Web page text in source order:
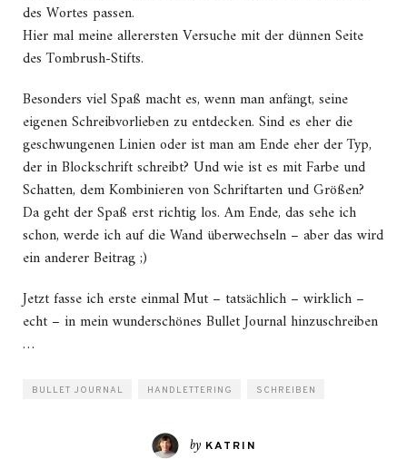
des Wortes passen.
Hier mal meine allerersten Versuche mit der dünnen Seite
des Tombrush-Stifts.
Besonders viel Spaß macht es, wenn man anfängt, seine
eigenen Schreibvorlieben zu entdecken. Sind es eher die
geschwungenen Linien oder ist man am Ende eher der Typ,
der in Blockschrift schreibt? Und wie ist es mit Farbe und
Schatten, dem Kombinieren von Schriftarten und Größen?
Da geht der Spaß erst richtig los. Am Ende, das sehe ich
schon, werde ich auf die Wand überwechseln – aber das wird
ein anderer Beitrag ;)
Jetzt fasse ich erste einmal Mut – tatsächlich – wirklich –
echt – in mein wunderschönes Bullet Journal hinzuschreiben
…
BULLET JOURNAL HANDLETTERING SCHREIBEN
by KATRIN